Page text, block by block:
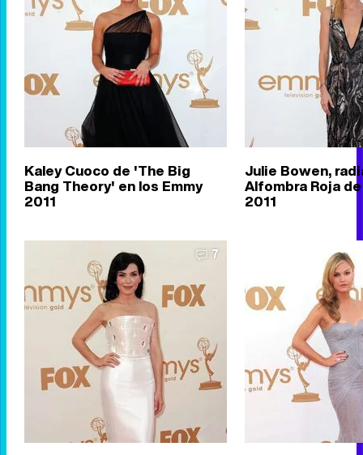
Kaley Cuoco de 'The Big
Bang Theory' en los Emmy
2011
Julie Bowen,
Alfombra Roja
2011
7